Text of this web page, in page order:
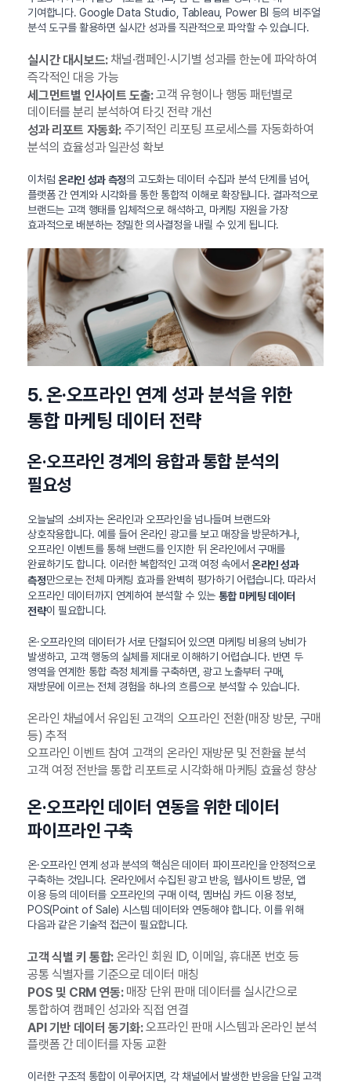
기여합니다. Google Data Studio, Tableau, Power BI 등의 비주얼
분석 도구를 활용하면 실시간 성과를 직관적으로 파악할 수 있습니다.
실시간 대시보드:채널·캠페인·시기별 성과를 한눈에 파악하여
즉각적인 대응 가능
세그먼트별 인사이트 도출:고객 유형이나 행동 패턴별로
데이터를 분리 분석하여 타깃 전략 개선
성과 리포트 자동화:주기적인 리포팅 프로세스를 자동화하여
분석의 효율성과 일관성 확보
이처럼 온라인 성과 측정의 고도화는 데이터 수집과 분석 단계를 넘어,
플랫폼 간 연계와 시각화를 통한 통합적 이해로 확장됩니다. 결과적으로
브랜드는 고객 행태를 입체적으로 해석하고, 마케팅 자원을 가장
효과적으로 배분하는 정밀한 의사결정을 내릴 수 있게 됩니다.
5. 온·오프라인 연계 성과 분석을 위한
통합 마케팅 데이터 전략
온·오프라인 경계의 융합과 통합 분석의
필요성
오늘날의 소비자는 온라인과 오프라인을 넘나들며 브랜드와
상호작용합니다. 예를 들어 온라인 광고를 보고 매장을 방문하거나,
오프라인 이벤트를 통해 브랜드를 인지한 뒤 온라인에서 구매를
완료하기도 합니다. 이러한 복합적인 고객 여정 속에서 온라인 성과
측정만으로는 전체 마케팅 효과를 완벽히 평가하기 어렵습니다. 따라서
오프라인 데이터까지 연계하여 분석할 수 있는 통합 마케팅 데이터
전략이 필요합니다.
온·오프라인의 데이터가 서로 단절되어 있으면 마케팅 비용의 낭비가
발생하고, 고객 행동의 실체를 제대로 이해하기 어렵습니다. 반면 두
영역을 연계한 통합 측정 체계를 구축하면, 광고 노출부터 구매,
재방문에 이르는 전체 경험을 하나의 흐름으로 분석할 수 있습니다.
온라인 채널에서 유입된 고객의 오프라인 전환(매장 방문, 구매
등) 추적
오프라인 이벤트 참여 고객의 온라인 재방문 및 전환율 분석
고객 여정 전반을 통합 리포트로 시각화해 마케팅 효율성 향상
온·오프라인 데이터 연동을 위한 데이터
파이프라인 구축
온·오프라인 연계 성과 분석의 핵심은 데이터 파이프라인을 안정적으로
구축하는 것입니다. 온라인에서 수집된 광고 반응, 웹사이트 방문, 앱
이용 등의 데이터를 오프라인의 구매 이력, 멤버십 카드 이용 정보,
POS(Point of Sale) 시스템 데이터와 연동해야 합니다. 이를 위해
다음과 같은 기술적 접근이 필요합니다.
고객 식별 키 통합:온라인 회원 ID, 이메일, 휴대폰 번호 등
공통 식별자를 기준으로 데이터 매칭
POS 및 CRM 연동:매장 단위 판매 데이터를 실시간으로
통합하여 캠페인 성과와 직접 연결
API 기반 데이터 동기화:오프라인 판매 시스템과 온라인 분석
플랫폼 간 데이터를 자동 교환
이러한 구조적 통합이 이루어지면, 각 채널에서 발생한 반응을 단일 고객